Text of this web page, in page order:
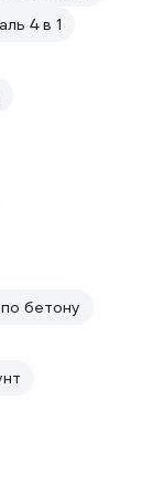
4 в 1
бетону